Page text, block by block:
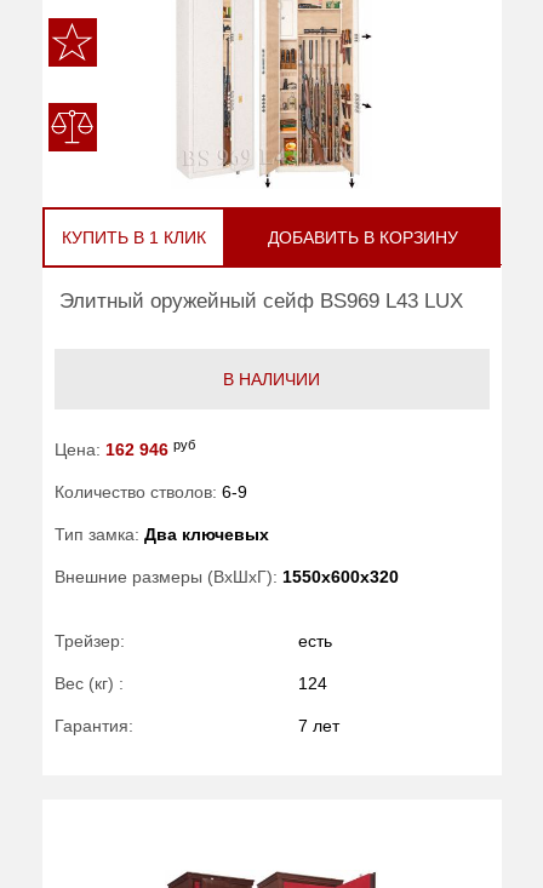
КУПИТЬ В 1 КЛИК ДОБАВИТЬ В КОРЗИНУ
Элитный оружейный сейф BS969 L43 LUX
В НАЛИЧИИ
Цена: 162 946 руб
Количество стволов: 6-9
Тип замка: Два ключевых
Внешние размеры (ВхШхГ): 1550x600x320
Трейзер: есть
Вес (кг) : 124
Гарантия: 7 лет